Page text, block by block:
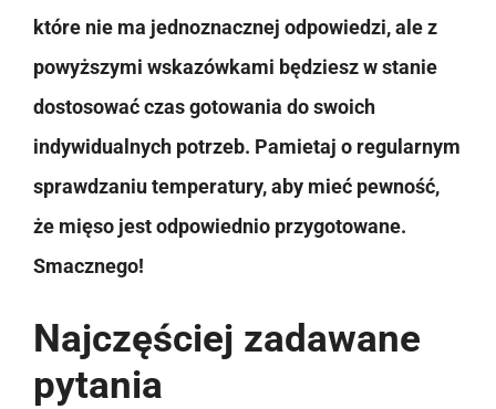
które nie ma jednoznacznej odpowiedzi, ale z
powyższymi wskazówkami będziesz w stanie
dostosować czas gotowania do swoich
indywidualnych potrzeb. Pamietaj o regularnym
sprawdzaniu temperatury, aby mieć pewność,
że mięso jest odpowiednio przygotowane.
Smacznego!
Najczęściej zadawane
pytania